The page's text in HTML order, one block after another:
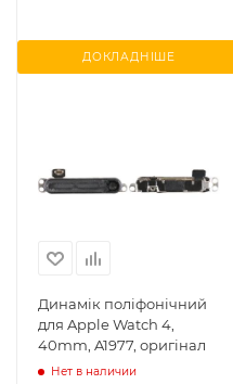
ДОКЛАДНІШЕ
Динамік поліфонічний
для Apple Watch 4,
40mm, A1977, оригінал
Нет в наличии